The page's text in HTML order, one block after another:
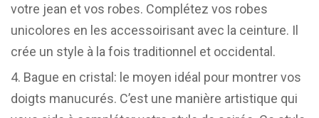
votre jean et vos robes. Complétez vos robes
unicolores en les accessoirisant avec la ceinture. Il
crée un style à la fois traditionnel et occidental.
Bague en cristal: le moyen idéal pour montrer vos
doigts manucurés. C’est une manière artistique qui